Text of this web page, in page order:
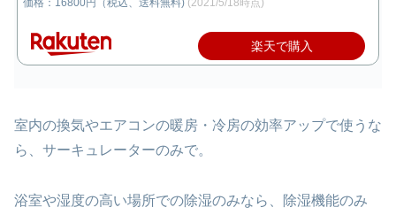
楽天で購入
室内の換気やエアコンの暖房・冷房の効率アップで使うな
ら、サーキュレーターのみで。
浴室や湿度の高い場所での除湿のみなら、除湿機能のみ